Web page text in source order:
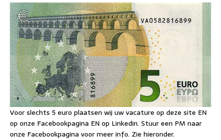
Voor slechts 5 euro plaatsen wij uw vacature op deze site EN
op onze Facebookpagina EN op Linkedin. Stuur een PM naar
onze Facebookpagina voor meer info. Zie hieronder.